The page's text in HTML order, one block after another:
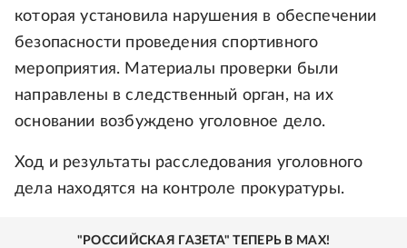
которая установила нарушения в обеспечении
безопасности проведения спортивного
мероприятия. Материалы проверки были
направлены в следственный орган, на их
основании возбуждено уголовное дело.
Ход и результаты расследования уголовного
дела находятся на контроле прокуратуры.
"РОССИЙСКАЯ ГАЗЕТА" ТЕПЕРЬ В MAX!